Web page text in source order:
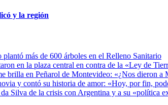
más de 600 árboles en el Relleno Sanitario
en la plaza central en contra de la «Ley de
brilla en Peñarol de Montevideo: «¿Nos dieron a
y contó su historia de amor: «Hoy, por fin,
Silva de la crisis con Argentina y a su «política